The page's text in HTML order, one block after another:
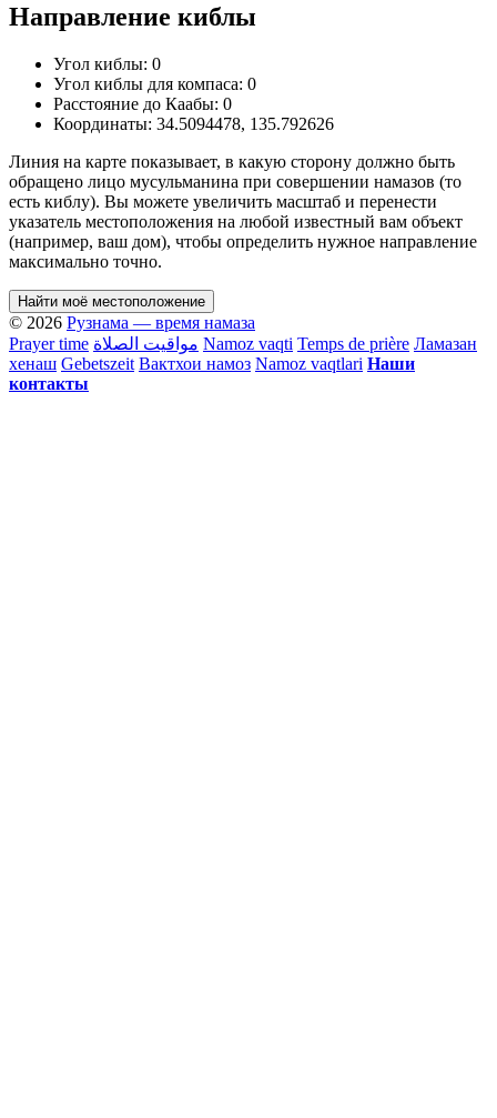
Направление киблы
Угол киблы: 0
Угол киблы для компаса: 0
Расстояние до Каабы: 0
Координаты: 34.5094478, 135.792626
Линия на карте показывает, в какую сторону должно быть
обращено лицо мусульманина при совершении намазов (то
есть киблу). Вы можете увеличить масштаб и перенести
указатель местоположения на любой известный вам объект
(например, ваш дом), чтобы определить нужное направление
максимально точно.
Найти моё местоположение
© 2026 Рузнама — время намаза
Prayer time مواقيت الصلاة Namoz vaqti Temps de prière Ламазан
хенаш Gebetszeit Вактхои намоз Namoz vaqtlari Наши
контакты